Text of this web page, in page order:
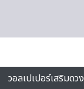
วอลเปเปอร์เสริมดวง